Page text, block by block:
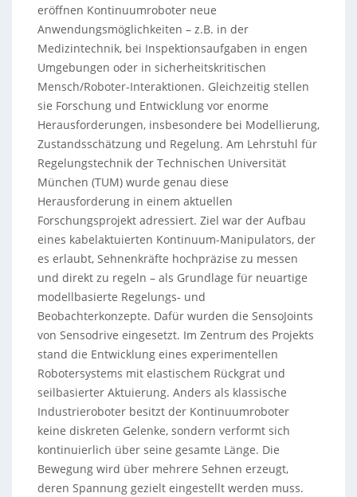
eröffnen Kontinuumroboter neue
Anwendungsmöglichkeiten – z.B. in der
Medizintechnik, bei Inspektionsaufgaben in engen
Umgebungen oder in sicherheitskritischen
Mensch/Roboter-Interaktionen. Gleichzeitig stellen
sie Forschung und Entwicklung vor enorme
Herausforderungen, insbesondere bei Modellierung,
Zustandsschätzung und Regelung. Am Lehrstuhl für
Regelungstechnik der Technischen Universität
München (TUM) wurde genau diese
Herausforderung in einem aktuellen
Forschungsprojekt adressiert. Ziel war der Aufbau
eines kabelaktuierten Kontinuum-Manipulators, der
es erlaubt, Sehnenkräfte hochpräzise zu messen
und direkt zu regeln – als Grundlage für neuartige
modellbasierte Regelungs- und
Beobachterkonzepte. Dafür wurden die SensoJoints
von Sensodrive eingesetzt. Im Zentrum des Projekts
stand die Entwicklung eines experimentellen
Robotersystems mit elastischem Rückgrat und
seilbasierter Aktuierung. Anders als klassische
Industrieroboter besitzt der Kontinuumroboter
keine diskreten Gelenke, sondern verformt sich
kontinuierlich über seine gesamte Länge. Die
Bewegung wird über mehrere Sehnen erzeugt,
deren Spannung gezielt eingestellt werden muss.